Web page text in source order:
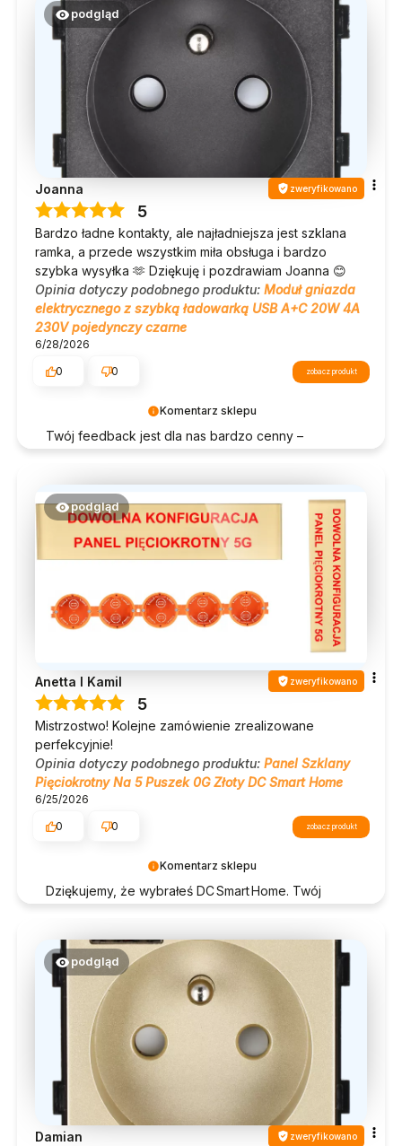
Komentarz sklepu
Twój feedback jest dla nas bardzo cenny –
podgląd
Joanna zweryfikowano
5
Bardzo ładne kontakty, ale najładniejsza jest szklana
ramka, a przede wszystkim miła obsługa i bardzo
szybka wysyłka 🫶 Dziękuję i pozdrawiam Joanna 😊
Opinia dotyczy podobnego produktu: Moduł gniazda
elektrycznego z szybką ładowarką USB A+C 20W 4A
230V pojedynczy czarne
6/28/2026
0
0 zobacz produkt
Komentarz sklepu
Dziękujemy, że wybrałeś DC Smart Home. Twój
podgląd
Anetta I Kamil zweryfikowano
5
Mistrzostwo! Kolejne zamówienie zrealizowane
perfekcyjnie!
Opinia dotyczy podobnego produktu: Panel Szklany
Pięciokrotny Na 5 Puszek 0G Złoty DC Smart Home
6/25/2026
0
0 zobacz produkt
podgląd
Damian zweryfikowano